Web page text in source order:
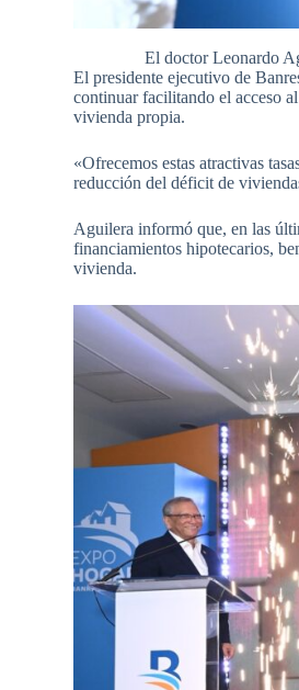
El doctor Leonardo
El presidente ejecutivo de
continuar facilitando el acceso
vivienda propia.
«Ofrecemos estas atractivas
reducción del déficit de
Aguilera informó que, en las
financiamientos hipotecarios,
vivienda.